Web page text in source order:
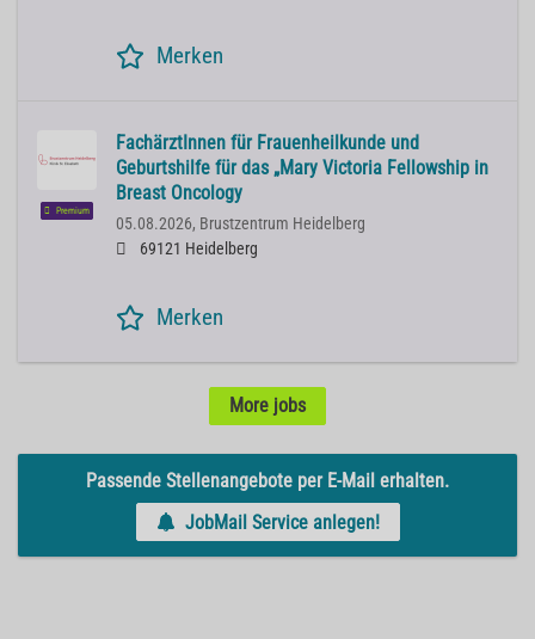
Merken
Premium
FachärztInnen für Frauenheilkunde und
Geburtshilfe für das „Mary Victoria Fellowship in
Breast Oncology
05.08.2026, Brustzentrum Heidelberg
69121 Heidelberg
Merken
More jobs
Passende Stellenangebote per E-Mail erhalten.
JobMail Service anlegen!